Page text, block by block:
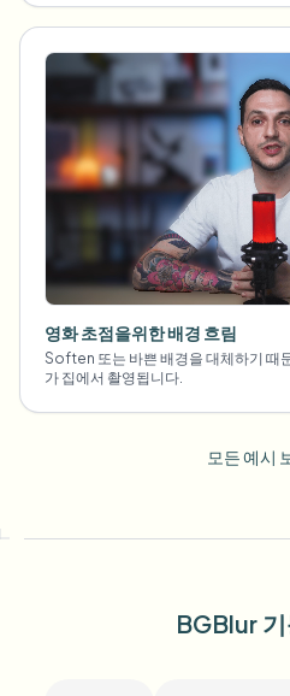
영화 초점을위한 배경 흐림
Soften 또는 바쁜 배경을 대체하기 때
가 집에서 촬영됩니다.
모든 예시
BGBlur